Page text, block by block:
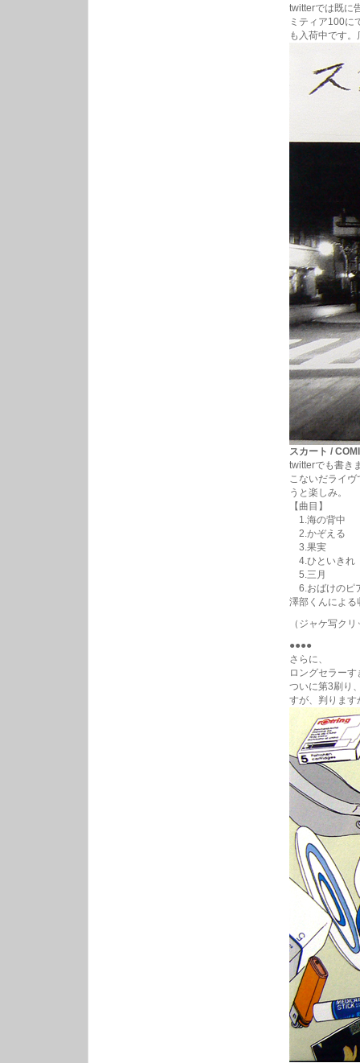
twitterでは既に
ミティア100に
も入荷中です
スカート /
twitterでも書き
こないだライ
うと楽しみ。
【曲目】
1.海の背中
2.かぞえる
3.果実
4.ひといきれ
5.三月
6.おばけのピ
澤部くんによる
（ジャケ写ク
●●●●
さらに、
ロングセラー
ついに第3刷り
すが、判ります